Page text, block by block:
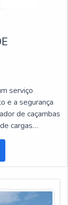
serviço
e a segurança
de caçambas
cargas
de materiais.